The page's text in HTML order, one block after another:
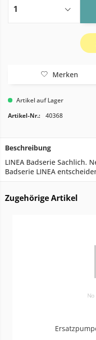
Merken
Artikel auf Lager
Artikel-Nr.:
40368
Beschreibung
LINEA Badserie Sachlich.
Badserie LINEA
Zugehörige Artikel